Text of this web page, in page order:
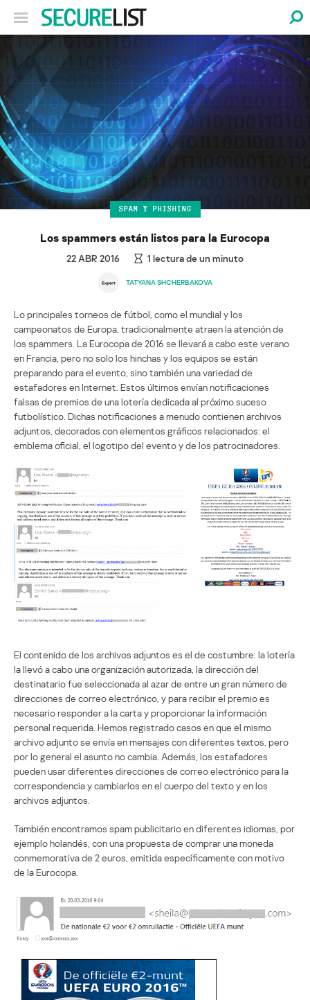
SPAM Y PHISHING
Los spammers están listos para la Eurocopa
22 ABR 2016 1 lectura de un minuto
TATYANA SHCHERBAKOVA
Lo principales torneos de fútbol, como el mundial y los
campeonatos de Europa, tradicionalmente atraen la atención de
los spammers. La Eurocopa de 2016 se llevará a cabo este verano
en Francia, pero no solo los hinchas y los equipos se están
preparando para el evento, sino también una variedad de
estafadores en Internet. Estos últimos envían notificaciones
falsas de premios de una lotería dedicada al próximo suceso
futbolístico. Dichas notificaciones a menudo contienen archivos
adjuntos, decorados con elementos gráficos relacionados: el
emblema oficial, el logotipo del evento y de los patrocinadores.
El contenido de los archivos adjuntos es el de costumbre: la lotería
la llevó a cabo una organización autorizada, la dirección del
destinatario fue seleccionada al azar de entre un gran número de
direcciones de correo electrónico, y para recibir el premio es
necesario responder a la carta y proporcionar la información
personal requerida. Hemos registrado casos en que el mismo
archivo adjunto se envía en mensajes con diferentes textos, pero
por lo general el asunto no cambia. Además, los estafadores
pueden usar diferentes direcciones de correo electrónico para la
correspondencia y cambiarlos en el cuerpo del texto y en los
archivos adjuntos.
También encontramos spam publicitario en diferentes idiomas, por
ejemplo holandés, con una propuesta de comprar una moneda
conmemorativa de 2 euros, emitida específicamente con motivo
de la Eurocopa.